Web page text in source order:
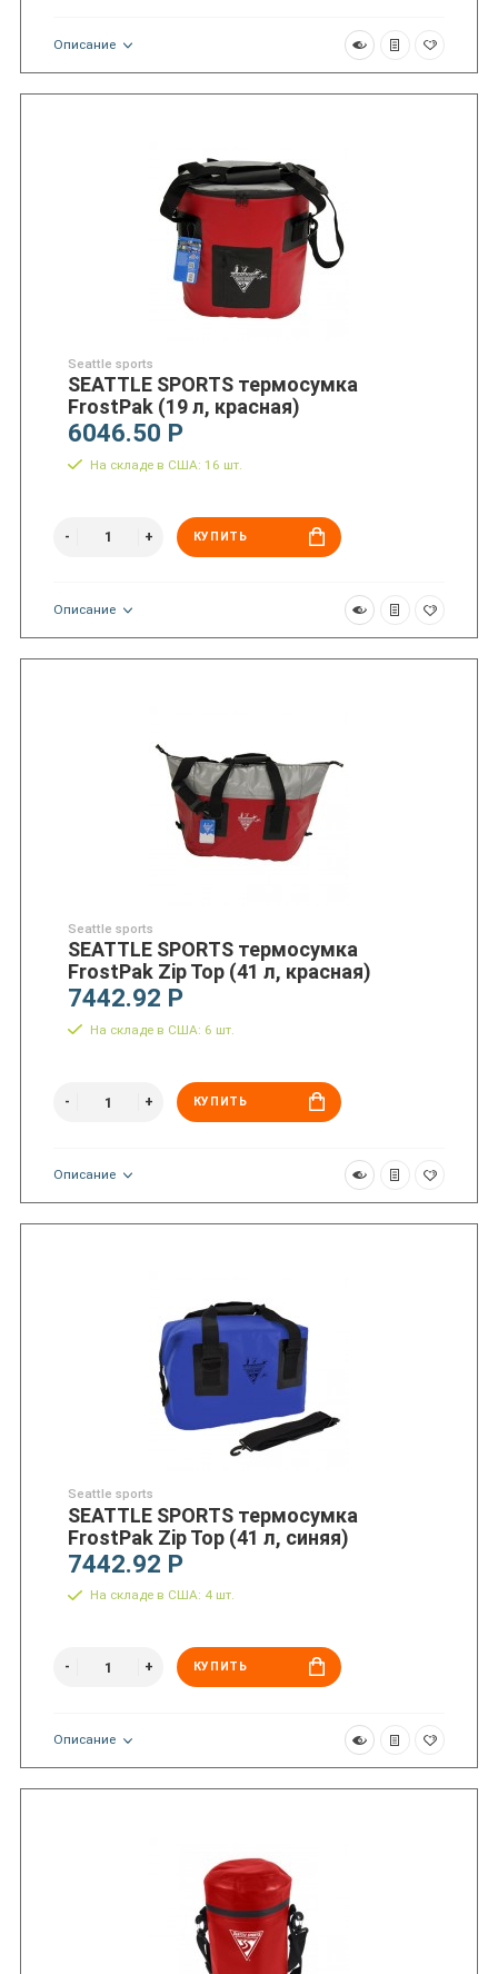
Описание
Seattle sports
SEATTLE SPORTS термосумка
FrostPak (19 л, красная)
6046.50 Р
На складе в США: 16 шт.
КУПИТЬ
Описание
Seattle sports
SEATTLE SPORTS термосумка
FrostPak Zip Top (41 л, красная)
7442.92 Р
На складе в США: 6 шт.
КУПИТЬ
Описание
Seattle sports
SEATTLE SPORTS термосумка
FrostPak Zip Top (41 л, синяя)
7442.92 Р
На складе в США: 4 шт.
КУПИТЬ
Описание